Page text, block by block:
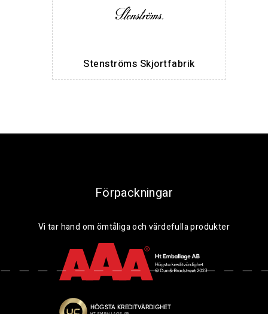
Stenströms Skjortfabrik
Förpackningar
Vi tar hand om ömtåliga och värdefulla produkter